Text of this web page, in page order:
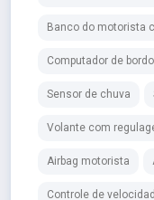
Banco do motorista
Computador de bordo
Sensor de chuva
Volante com
Airbag motorista
Controle de